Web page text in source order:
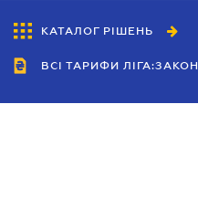
КАТАЛОГ РІШЕНЬ
ВСІ ТАРИФИ ЛІГА:ЗАКОН